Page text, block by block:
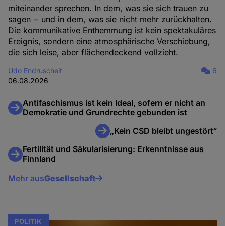
miteinander sprechen. In dem, was sie sich trauen zu
sagen − und in dem, was sie nicht mehr zurückhalten.
Die kommunikative Enthemmung ist kein spektakuläres
Ereignis, sondern eine atmosphärische Verschiebung,
die sich leise, aber flächendeckend vollzieht.
Udo Endruscheit
06.08.2026
6
Antifaschismus ist kein Ideal, sofern er nicht an
Demokratie und Grundrechte gebunden ist
„Kein CSD bleibt ungestört“
Fertilität und Säkularisierung: Erkenntnisse aus
Finnland
Mehr ausGesellschaft
POLITIK